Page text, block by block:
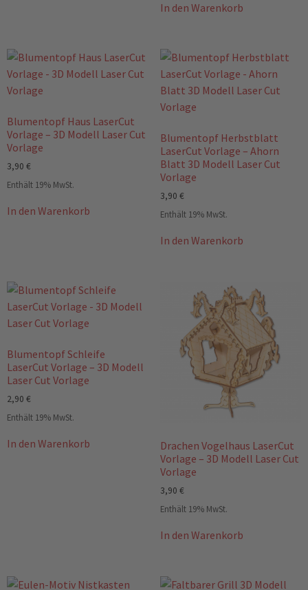
In den Warenkorb
Blumentopf Haus LaserCut
Vorlage – 3D Modell Laser Cut
Vorlage
3,90 €
Enthält 19% MwSt.
In den Warenkorb
Blumentopf Herbstblatt
LaserCut Vorlage – Ahorn
Blatt 3D Modell Laser Cut
Vorlage
3,90 €
Enthält 19% MwSt.
In den Warenkorb
Blumentopf Schleife
LaserCut Vorlage – 3D Modell
Laser Cut Vorlage
2,90 €
Enthält 19% MwSt.
In den Warenkorb
Drachen Vogelhaus LaserCut
Vorlage – 3D Modell Laser Cut
Vorlage
3,90 €
Enthält 19% MwSt.
In den Warenkorb